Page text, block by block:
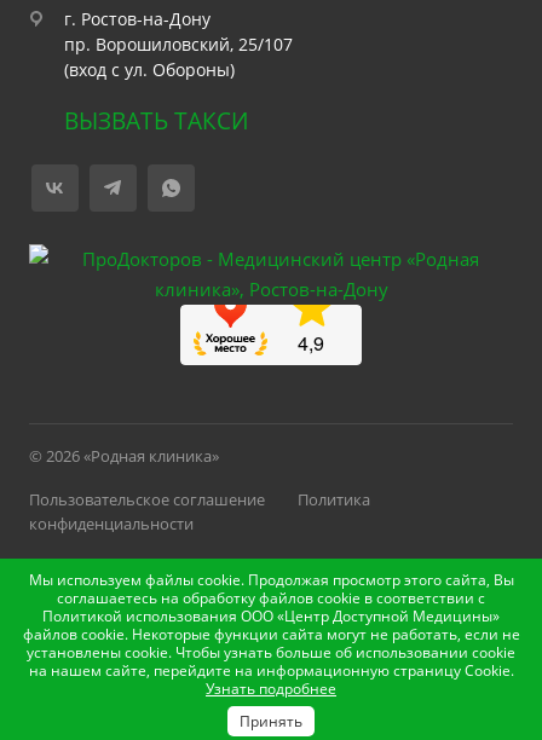
г. Ростов-на-Дону
пр. Ворошиловский, 25/107
(вход с ул. Обороны)
ВЫЗВАТЬ ТАКСИ
© 2026 «Родная клиника»
Пользовательское соглашение
Политика
конфиденциальности
Разработано в Форсайт
ИМЕЮТСЯ ПРОТИВОПОКАЗАНИЯ. НЕОБХОДИМА
КОНСУЛЬТАЦИЯ СПЕЦИАЛИСТА
Мы используем файлы cookie. Продолжая просмотр этого сайта, Вы
соглашаетесь на обработку файлов cookie в соответствии с
Политикой использования ООО «Центр Доступной Медицины»
файлов cookie. Некоторые функции сайта могут не работать, если не
установлены cookie. Чтобы узнать больше об использовании cookie
на нашем сайте, перейдите на информационную страницу Cookie.
Узнать подробнее
Принять